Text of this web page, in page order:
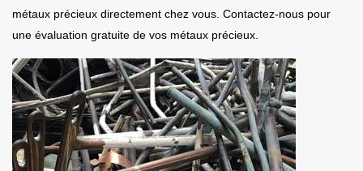
métaux précieux directement chez vous. Contactez-nous pour
une évaluation gratuite de vos métaux précieux.